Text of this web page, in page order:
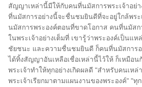
สัญญาเหล่านี้มีให้กับคนที่นมัสการพระเจ้าอย่
ที่นมัสการอย่างนี้จะชื่นชมยินดีที่จะอยู่ใกล้พระ
นมัสการพระองค์ตอนที่ขาดโอกาส คนที่นมัสก
ในพระเจ้าอย่างเต็มที่ เขารู้ว่าพระองค์เป็นแห
ชัยชนะ และความชื่นชมยินดี ก็คนที่นมัสการอ
ได้ทิ้งสัญญาอันเหลือเชื่อเหล่านี้ไว้ให้ ก็เหมือ
พระเจ้าทำให้ทุกอย่างเกิดผลดี "สำหรับคนเห
พระเจ้าเรียกมาตามแผนงานของพระองค์" "ทุ